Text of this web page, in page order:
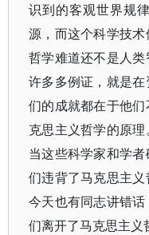
识到的客观世界规
源，而这个科学技
哲学难道还不是人
许多多例证，就是
们的成就都在于他
克思主义哲学的原
当这些科学家和学
们违背了马克思主
今天也有同志讲错
们离开了马克思主义